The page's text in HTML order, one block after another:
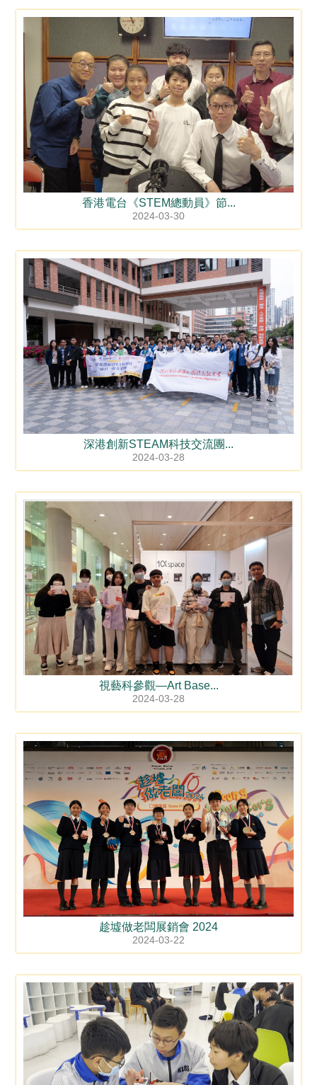
香港電台《STEM總動員》節...
2024-03-30
深港創新STEAM科技交流團...
2024-03-28
視藝科參觀—Art Base...
2024-03-28
趁墟做老闆展銷會 2024
2024-03-22